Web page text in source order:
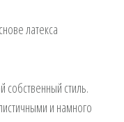
латекса
собственный стиль.
и намного